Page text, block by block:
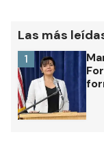
Las más
1